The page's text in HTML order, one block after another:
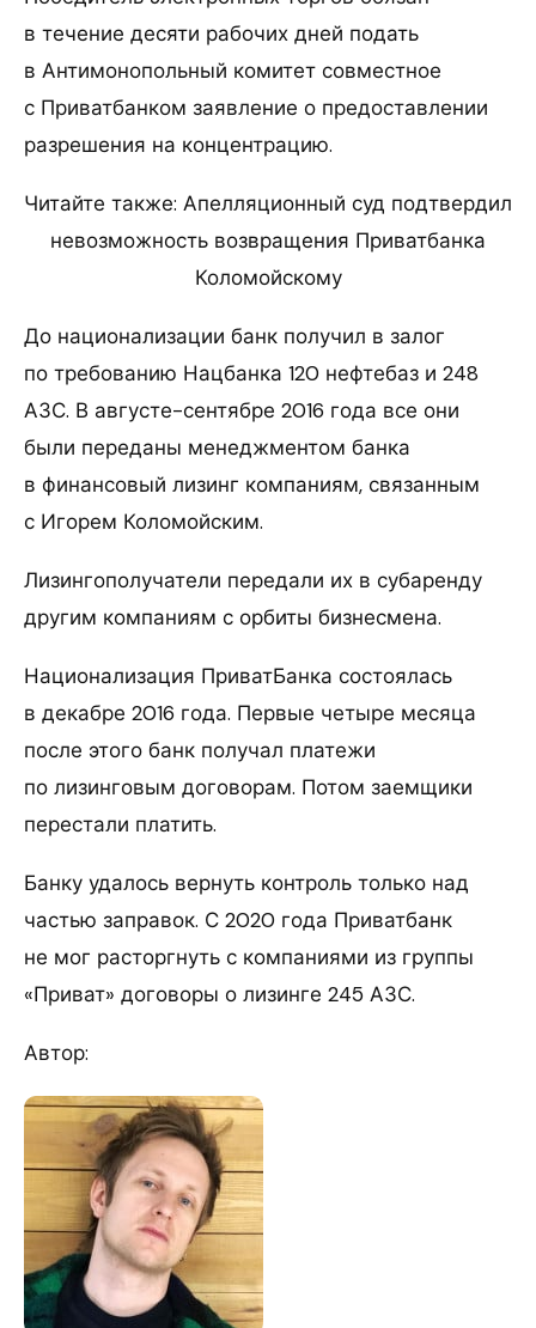
в течение десяти рабочих дней подать
в Антимонопольный комитет совместное
с Приватбанком заявление о предоставлении
разрешения на концентрацию.
Читайте также: Апелляционный суд подтвердил
невозможность возвращения Приватбанка
Коломойскому
До национализации банк получил в залог
по требованию Нацбанка 120 нефтебаз и 248
АЗС. В августе-сентябре 2016 года все они
были переданы менеджментом банка
в финансовый лизинг компаниям, связанным
с Игорем Коломойским.
Лизингополучатели передали их в субаренду
другим компаниям с орбиты бизнесмена.
Национализация ПриватБанка состоялась
в декабре 2016 года. Первые четыре месяца
после этого банк получал платежи
по лизинговым договорам. Потом заемщики
перестали платить.
Банку удалось вернуть контроль только над
частью заправок. С 2020 года Приватбанк
не мог расторгнуть с компаниями из группы
«Приват» договоры о лизинге 245 АЗС.
Автор: